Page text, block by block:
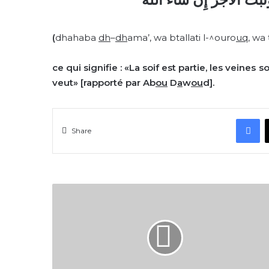
(dhahaba dh–dhama’, wa btallati l-^ourouq, wa
ce qui signifie : «La soif est partie, les veines
veut» [rapporté par Abou Dawoud].
Share